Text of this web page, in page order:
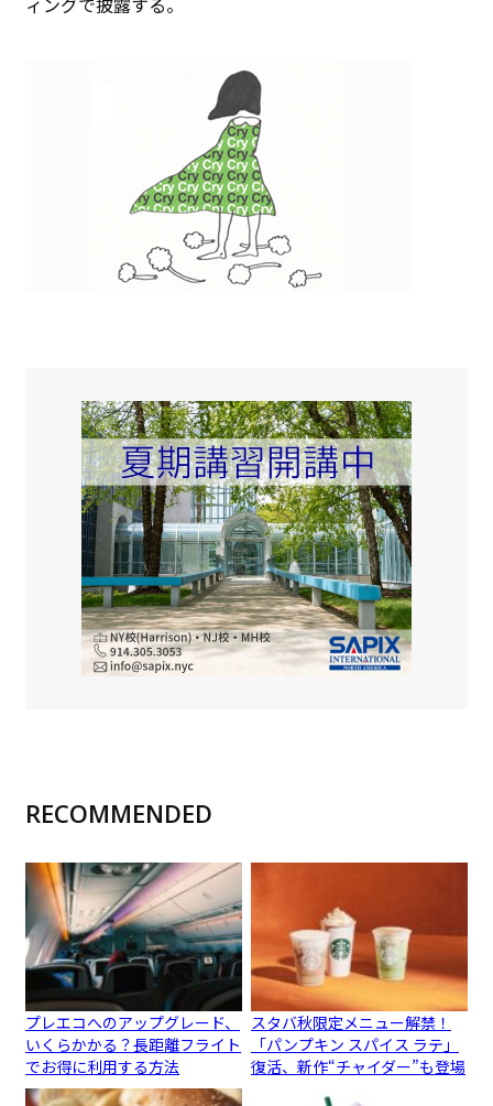
RECOMMENDED
プレエコへのアップグレード、
いくらかかる？長距離フライト
でお得に利用する方法
スタバ秋限定メニュー解禁！
「パンプキン スパイス ラテ」
復活、新作“チャイダー”も登場